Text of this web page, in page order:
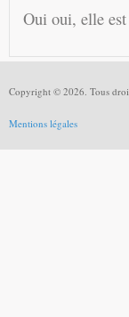
Oui oui, elle
Copyright © 2026. Tous
Mentions légales